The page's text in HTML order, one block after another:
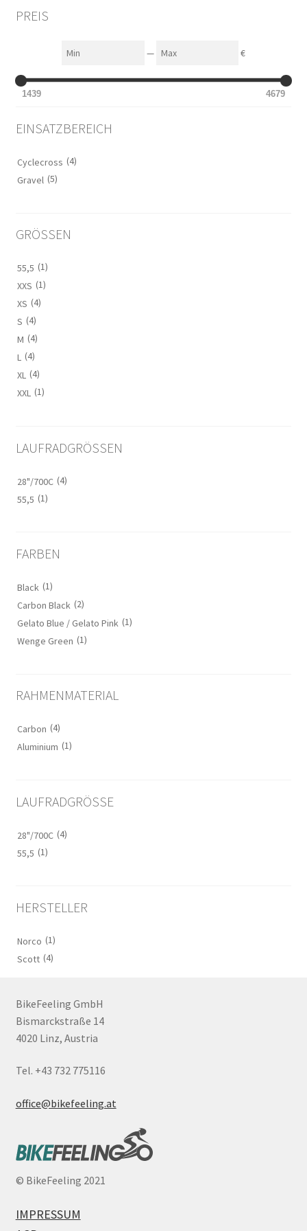
PREIS
Min — Max €
1439 4679
EINSATZBEREICH
Cyclecross (4)
Gravel (5)
GRÖSSEN
55,5 (1)
XXS (1)
XS (4)
S (4)
M (4)
L (4)
XL (4)
XXL (1)
LAUFRADGRÖSSEN
28"/700C (4)
55,5 (1)
FARBEN
Black (1)
Carbon Black (2)
Gelato Blue / Gelato Pink (1)
Wenge Green (1)
RAHMENMATERIAL
Carbon (4)
Aluminium (1)
LAUFRADGRÖSSE
28"/700C (4)
55,5 (1)
HERSTELLER
Norco (1)
Scott (4)
BikeFeeling GmbH
Bismarckstraße 14
4020 Linz, Austria
Tel. +43 732 775116
office@bikefeeling.at
© BikeFeeling 2021
IMPRESSUM